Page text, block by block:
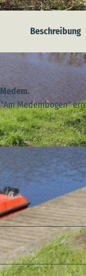
Beschreibung
Medembogen"